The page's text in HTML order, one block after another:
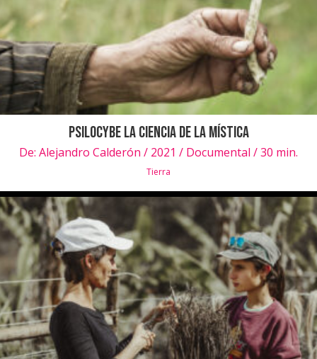
Psilocybe la Ciencia de la Mística
De: Alejandro Calderón / 2021 / Documental / 30 min.
Tierra